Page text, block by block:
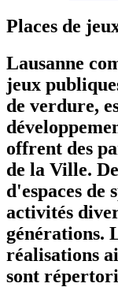
Places de
Lausanne
jeux
de verdure,
offrent des
de la Ville.
d'espaces de
activités
générations.
réalisations
sont